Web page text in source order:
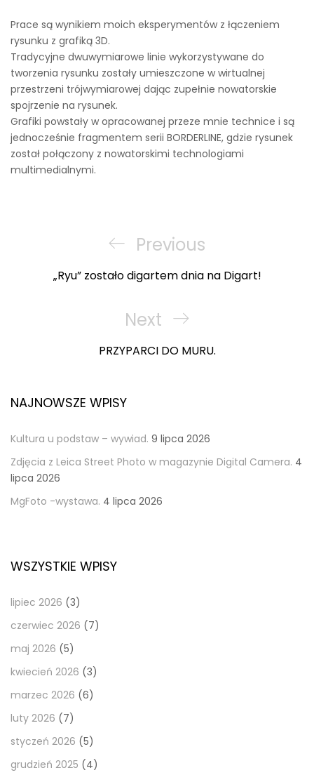
Prace są wynikiem moich eksperymentów z łączeniem
rysunku z grafiką 3D.
Tradycyjne dwuwymiarowe linie wykorzystywane do
tworzenia rysunku zostały umieszczone w wirtualnej
przestrzeni trójwymiarowej dając zupełnie nowatorskie
spojrzenie na rysunek.
Grafiki powstały w opracowanej przeze mnie technice i są
jednocześnie fragmentem serii BORDERLINE, gdzie rysunek
został połączony z nowatorskimi technologiami
multimedialnymi.
Previous
Post
Previous
„Ryu” zostało digartem dnia na Digart!
Next
Post
Next
PRZYPARCI DO MURU.
NAJNOWSZE WPISY
Kultura u podstaw – wywiad. 9 lipca 2026
Zdjęcia z Leica Street Photo w magazynie Digital Camera. 4
lipca 2026
MgFoto -wystawa. 4 lipca 2026
WSZYSTKIE WPISY
lipiec 2026 (3)
czerwiec 2026 (7)
maj 2026 (5)
kwiecień 2026 (3)
marzec 2026 (6)
luty 2026 (7)
styczeń 2026 (5)
grudzień 2025 (4)